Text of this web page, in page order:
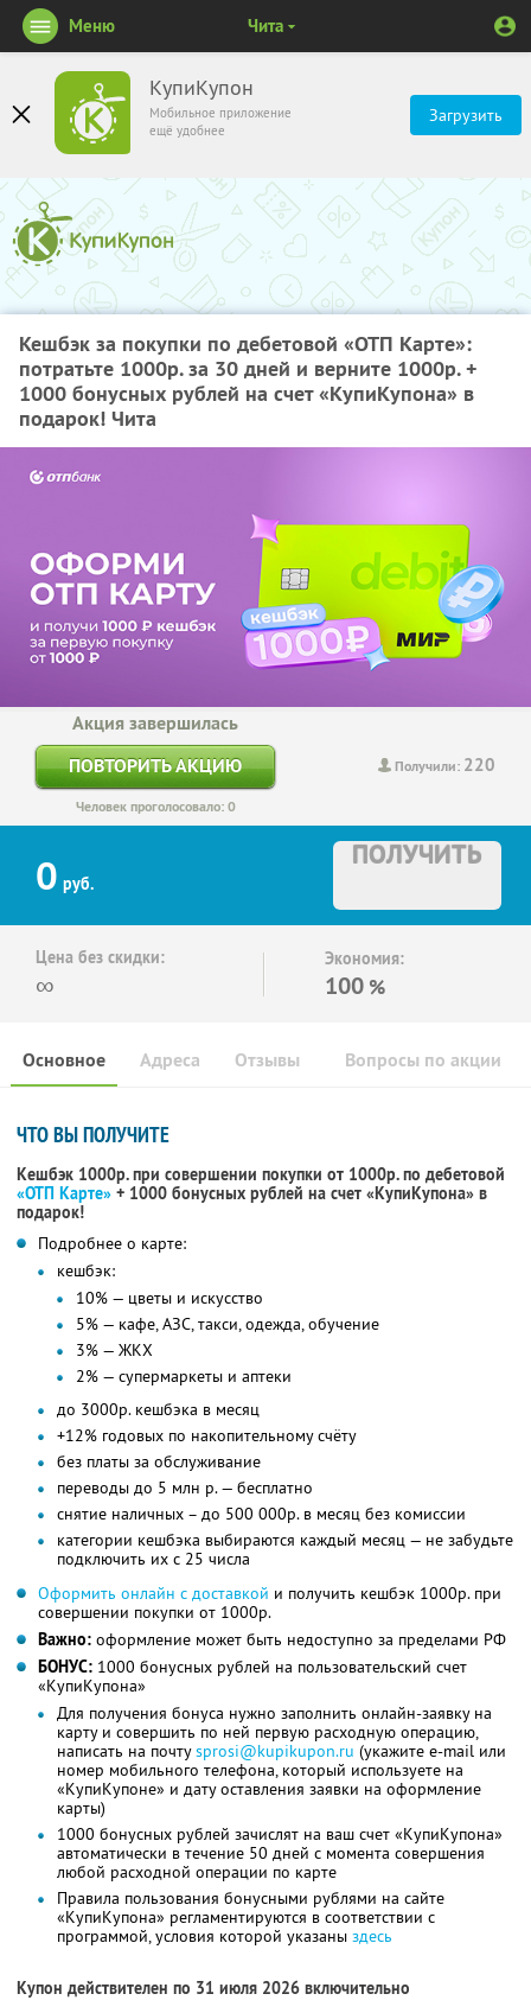
КупиКупон
Мобильное приложение
ещё удобнее
Загрузить
Меню Чита
Кешбэк за покупки по дебетовой «ОТП Карте»:
потратьте 1000р. за 30 дней и верните 1000р. +
1000 бонусных рублей на счет «КупиКупона» в
подарок! Чита
Получили: 220
Акция завершилась
ПОВТОРИТЬ АКЦИЮ
Человек проголосовало: 0
0 руб.
ПОЛУЧИТЬ
Цена без скидки:
∞
Экономия:
100 %
Основное Отзывы Вопросы по акции
Адреса
ЧТО ВЫ ПОЛУЧИТЕ
Кешбэк 1000р. при совершении покупки от 1000р. по дебетовой
«ОТП Карте» + 1000 бонусных рублей на счет «КупиКупона» в
подарок!
Подробнее о карте:
кешбэк:
10% — цветы и искусство
5% — кафе, АЗС, такси, одежда, обучение
3% — ЖКХ
2% — супермаркеты и аптеки
до 3000р. кешбэка в месяц
+12% годовых по накопительному счёту
без платы за обслуживание
переводы до 5 млн р. — бесплатно
снятие наличных – до 500 000р. в месяц без комиссии
категории кешбэка выбираются каждый месяц — не забудьте
подключить их с 25 числа
Оформить онлайн с доставкой и получить кешбэк 1000р. при
совершении покупки от 1000р.
Важно: оформление может быть недоступно за пределами РФ
БОНУС: 1000 бонусных рублей на пользовательский счет
«КупиКупона»
Для получения бонуса нужно заполнить онлайн-заявку на
карту и совершить по ней первую расходную операцию,
написать на почтуsprosi@kupikupon.ru (укажите e-mail или
номер мобильного телефона, который используете на
«КупиКупоне» и дату оставления заявки на оформление
карты)
1000 бонусных рублей зачислят на ваш счет «КупиКупона»
автоматически в течение 50 дней с момента совершения
любой расходной операции по карте
Правила пользования бонусными рублями на сайте
«КупиКупона» регламентируются в соответствии с
программой, условия которой указаны здесь
Купон действителен по 31 июля 2026 включительно